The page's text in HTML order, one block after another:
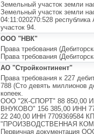
Земельный участок земли
Земельный участок земли
04:11:020270:528
участок 94.
ООО "НВК"
Права требования
Права требования
АО "Стройконтинент"
Права требования к 227
788 (Сто девять миллионов
копеек.
ООО "2К-СПОРТ" 88 850,00
ВНУКОВО" 156 385,00 ИНН
22 240,00 ИНН 7709369584
"ПРОИЗВОДСТВЕННАЯ
Первичная документация